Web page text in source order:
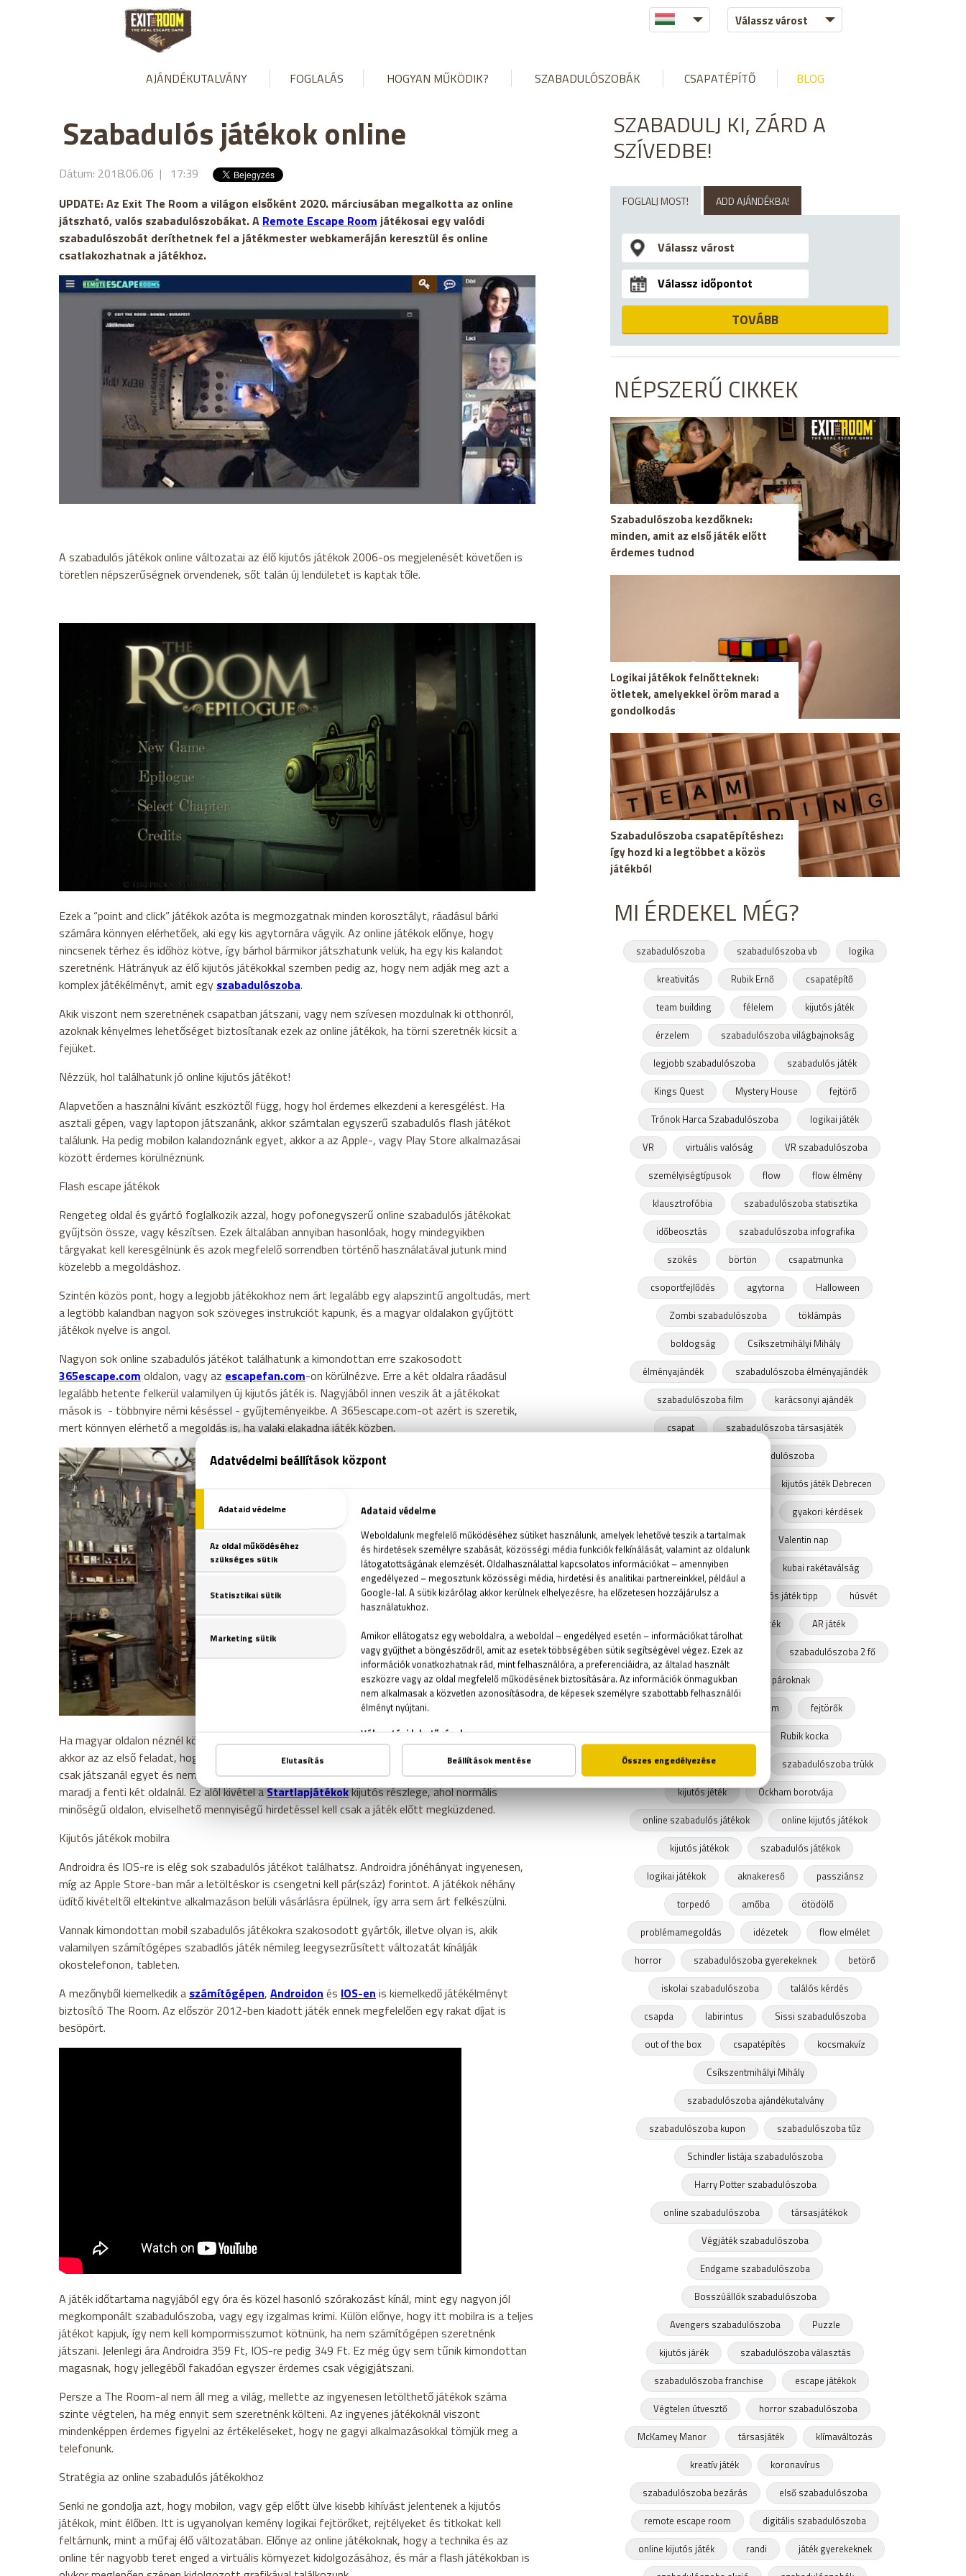
Válassz várost
AJÁNDÉKUTALVÁNY FOGLALÁS HOGYAN MŰKÖDIK? SZABADULÓSZOBÁK CSAPATÉPÍTŐ BLOG
Szabadulós játékok online
Dátum: 2018.06.06 | 17:39
UPDATE: Az Exit The Room a világon elsőként 2020. márciusában megalkotta az online
játszható, valós szabadulószobákat. A Remote Escape Room játékosai egy valódi
szabadulószobát deríthetnek fel a játékmester webkameráján keresztül és online
csatlakozhatnak a játékhoz.
A szabadulós játékok online változatai az élő kijutós játékok 2006-os megjelenését követően is
töretlen népszerűségnek örvendenek, sőt talán új lendületet is kaptak tőle.
Ezek a “point and click” játékok azóta is megmozgatnak minden korosztályt, ráadásul bárki
számára könnyen elérhetőek, aki egy kis agytornára vágyik. Az online játékok előnye, hogy
nincsenek térhez és időhöz kötve, így bárhol bármikor játszhatunk velük, ha egy kis kalandot
szeretnénk. Hátrányuk az élő kijutós játékokkal szemben pedig az, hogy nem adják meg azt a
komplex játékélményt, amit egy szabadulószoba.
Akik viszont nem szeretnének csapatban játszani, vagy nem szívesen mozdulnak ki otthonról,
azoknak kényelmes lehetőséget biztosítanak ezek az online játékok, ha törni szeretnék kicsit a
fejüket.
Nézzük, hol találhatunk jó online kijutós játékot!
Alapvetően a használni kívánt eszköztől függ, hogy hol érdemes elkezdeni a keresgélést. Ha
asztali gépen, vagy laptopon játszanánk, akkor számtalan egyszerű szabadulós flash játékot
találunk. Ha pedig mobilon kalandoznánk egyet, akkor a az Apple-, vagy Play Store alkalmazásai
között érdemes körülnéznünk.
Flash escape játékok
Rengeteg oldal és gyártó foglalkozik azzal, hogy pofonegyszerű online szabadulós játékokat
gyűjtsön össze, vagy készítsen. Ezek általában annyiban hasonlóak, hogy mindegyikben
tárgyakat kell keresgélnünk és azok megfelelő sorrendben történő használatával jutunk mind
közelebb a megoldáshoz.
Szintén közös pont, hogy a legjobb játékokhoz nem árt legalább egy alapszintű angoltudás, mert
a legtöbb kalandban nagyon sok szöveges instrukciót kapunk, és a magyar oldalakon gyűjtött
játékok nyelve is angol.
Nagyon sok online szabadulós játékot találhatunk a kimondottan erre szakosodott
365escape.com oldalon, vagy az escapefan.com-on körülnézve. Erre a két oldalra ráadásul
legalább hetente felkerül valamilyen új kijutós játék is. Nagyjából innen veszik át a játékokat
mások is - többnyire némi késéssel - gyűjteményeikbe. A 365escape.com-ot azért is szeretik,
mert könnyen elérhető a megoldás is, ha valaki elakadna játék közben.
Ha magyar oldalon néznél körül, akkor is szinte biztos hogy ugyanezeket a játékokat találod, de
akkor az az első feladat, hogy kihámozd őket a rengeteg oldalon megjelenő hirdetés közül. Így ha
csak játszanál egyet és nem szeretnél egy csomó új ablakban megnyíló hirdetést, akkor inkább
maradj a fenti két oldalnál. Ez alól kivétel aStartlapjátékokkijutós részlege, ahol normális
minőségű oldalon, elviselhető mennyiségű hirdetéssel kell csak a játék előtt megküzdened.
Kijutós játékok mobilra
Androidra és IOS-re is elég sok szabadulós játékot találhatsz. Androidra jónéhányat ingyenesen,
míg az Apple Store-ban már a letöltéskor is csengetni kell pár(száz) forintot. A játékok néhány
üdítő kivételtől eltekintve alkalmazáson belüli vásárlásra épülnek, így arra sem árt felkészülni.
Vannak kimondottan mobil szabadulós játékokra szakosodott gyártók, illetve olyan is, akik
valamilyen számítógépes szabadlós játék némileg leegysezrűsített változatát kínálják
okostelefonon, tableten.
A mezőnyből kiemelkedik a számítógépen, Androidon és IOS-en is kiemelkedő játékélményt
biztosító The Room. Az először 2012-ben kiadott játék ennek megfelelően egy rakat díjat is
besöpört.
A játék időtartama nagyjából egy óra és közel hasonló szórakozást kínál, mint egy nagyon jól
megkomponált szabadulószoba, vagy egy izgalmas krimi. Külön előnye, hogy itt mobilra is a teljes
játékot kapjuk, így nem kell kompormisszumot kötnünk, ha nem számítógépen szeretnénk
játszani. Jelenlegi ára Androidra 359 Ft, IOS-re pedig 349 Ft. Ez még úgy sem tűnik kimondottan
magasnak, hogy jellegéből fakadóan egyszer érdemes csak végigjátszani.
Persze a The Room-al nem áll meg a világ, mellette az ingyenesen letölthető játékok száma
szinte végtelen, ha még ennyit sem szeretnénk költeni. Az ingyenes játékoknál viszont
mindenképpen érdemes figyelni az értékeléseket, hogy ne gagyi alkalmazásokkal tömjük meg a
telefonunk.
Stratégia az online szabadulós játékokhoz
Senki ne gondolja azt, hogy mobilon, vagy gép előtt ülve kisebb kihívást jelentenek a kijutós
játékok, mint élőben. Itt is ugyanolyan kemény logikai fejtörőket, rejtélyeket és titkokat kell
feltárnunk, mint a műfaj élő változatában. Előnye az online játékoknak, hogy a technika és az
online tér nagyobb teret enged a virtuális környezet kidolgozásához, és már a flash játékokban is
SZABADULJ KI, ZÁRD A
SZÍVEDBE!
FOGLALJ MOST! ADD AJÁNDÉKBA!
TOVÁBB
NÉPSZERŰ CIKKEK
Szabadulószoba kezdőknek:
minden, amit az első játék előtt
érdemes tudnod
Logikai játékok felnőtteknek:
ötletek, amelyekkel öröm marad a
gondolkodás
Szabadulószoba csapatépítéshez:
így hozd ki a legtöbbet a közös
játékból
MI ÉRDEKEL MÉG?
szabadulószoba szabadulószoba vb
logika
kreativitás
Rubik Ernő
csapatépítő
team building
félelem
kijutós játék
érzelem
szabadulószoba világbajnokság
legjobb szabadulószoba
szabadulós játék
Kings Quest
Mystery House
fejtörő
Trónok Harca Szabadulószoba
logikai játék
VR
virtuális valóság
VR szabadulószoba
személyiségtípusok
flow
flow élmény
klausztrofóbia
szabadulószoba statisztika
időbeosztás
szabadulószoba infografika
szökés
börtön
csapatmunka
csoportfejlődés
agytorna
Halloween
Zombi szabadulószoba
töklámpás
boldogság
Csíkszetmihályi Mihály
élményajándék
szabadulószoba élményajándék
szabadulószoba film
karácsonyi ajándék
csapat
szabadulószoba társasjáték
csapatépítő szabadulószoba
kijutós játék Debrecen
gyakori kérdések
ajándékutalvány
Valentin nap
bomba szabadulószoba
kubai rakétaválság
szabadulószoba tipp
kijutós játék tipp
húsvét
VR játék
AR játék
Parapark
Pokemon Go
szabadulószoba 2 fő
szabadulószoba pároknak
Szabadulószoba teljes film
fejtörők
Rubik kocka
Rubik kocka világbajnokság
szabadulószoba trükk
kijutós jéték
Ockham borotvája
online szabadulós játékok
online kijutós játékok
kijutós játékok
szabadulós játékok
logikai játékok
aknakereső
passziánsz
torpedó
amőba
ötödölő
problémamegoldás
idézetek
flow elmélet
horror
szabadulószoba gyerekeknek
betörő
iskolai szabadulószoba
találós kérdés
csapda
labirintus
Sissi szabadulószoba
out of the box
csapatépítés
kocsmakvíz
Csíkszentmihályi Mihály
szabadulószoba ajándékutalvány
szabadulószoba kupon
szabadulószoba tűz
Schindler listája szabadulószoba
Harry Potter szabadulószoba
online szabadulószoba
társasjátékok
Végjáték szabadulószoba
Endgame szabadulószoba
Bosszúállók szabadulószoba
Avengers szabadulószoba
Puzzle
kijutós járék
szabadulószoba választás
szabadulószoba franchise
escape játékok
Végtelen útvesztő
horror szabadulószoba
McKamey Manor
társasjáték
klímaváltozás
kreatív játék
koronavírus
szabadulószoba bezárás
első szabadulószoba
remote escape room
digitális szabadulószoba
online kijutós játék
randi
játék gyerekeknek